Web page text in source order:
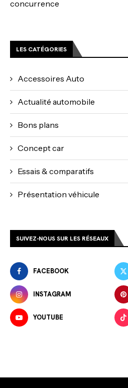
concurrence
LES CATÉGORIES
Accessoires Auto
Actualité automobile
Bons plans
Concept car
Essais & comparatifs
Présentation véhicule
SUIVEZ-NOUS SUR LES RÉSEAUX
FACEBOOK
INSTAGRAM
YOUTUBE